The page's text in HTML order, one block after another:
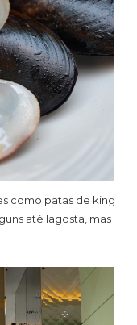
como patas de king
até lagosta, mas